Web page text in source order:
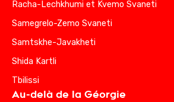
Racha-Lechkhumi et Kvemo Svaneti
Samegrelo-Zemo Svaneti
Samtskhe-Javakheti
Shida Kartli
Tbilissi
Au-delà de la Géorgie